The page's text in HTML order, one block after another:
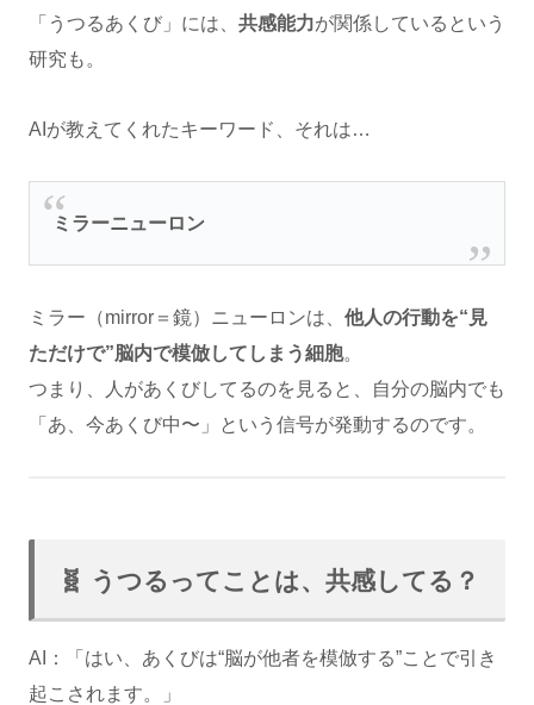
「うつるあくび」には、 共感能力が関係しているという
研究も。
AIが教えてくれたキーワード、それは…
ミラーニューロン
ミラー（mirror＝鏡）ニューロンは、 他人の行動を“見
ただけで”脳内で模倣してしまう細胞。
つまり、人があくびしてるのを見ると、自分の脳内でも
「あ、今あくび中〜」という信号が発動するのです。
🧬 うつるってことは、共感してる？
AI：「はい、あくびは“脳が他者を模倣する”ことで引き
起こされます。」